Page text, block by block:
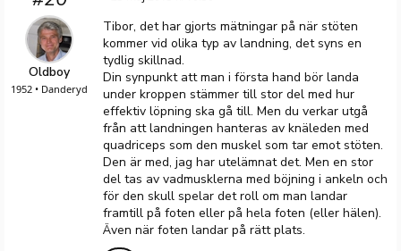
Oldboy
1952 • Danderyd
Tibor, det har gjorts mätningar på när stöten
kommer vid olika typ av landning, det syns en
tydlig skillnad.
Din synpunkt att man i första hand bör landa
under kroppen stämmer till stor del med hur
effektiv löpning ska gå till. Men du verkar utgå
från att landningen hanteras av knäleden med
quadriceps som den muskel som tar emot stöten.
Den är med, jag har utelämnat det. Men en stor
del tas av vadmusklerna med böjning i ankeln och
för den skull spelar det roll om man landar
framtill på foten eller på hela foten (eller hälen).
Även när foten landar på rätt plats.